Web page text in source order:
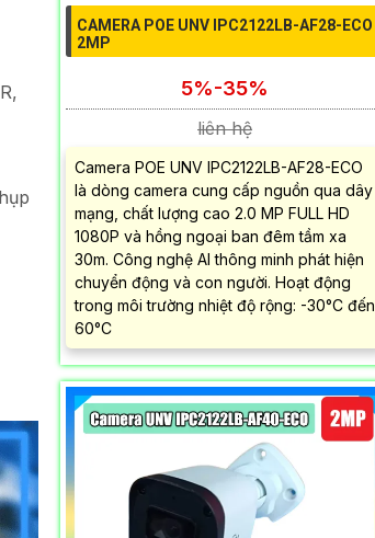
CAMERA POE UNV IPC2122LB-AF28-ECO
2MP
5%-35%
liên hệ
Camera POE UNV IPC2122LB-AF28-ECO
là dòng camera cung cấp nguồn qua dây
mạng, chất lượng cao 2.0 MP FULL HD
1080P và hồng ngoại ban đêm tầm xa
30m. Công nghệ AI thông minh phát hiện
chuyển động và con người. Hoạt động
trong môi trường nhiệt độ rộng: -30°C đến
60°C